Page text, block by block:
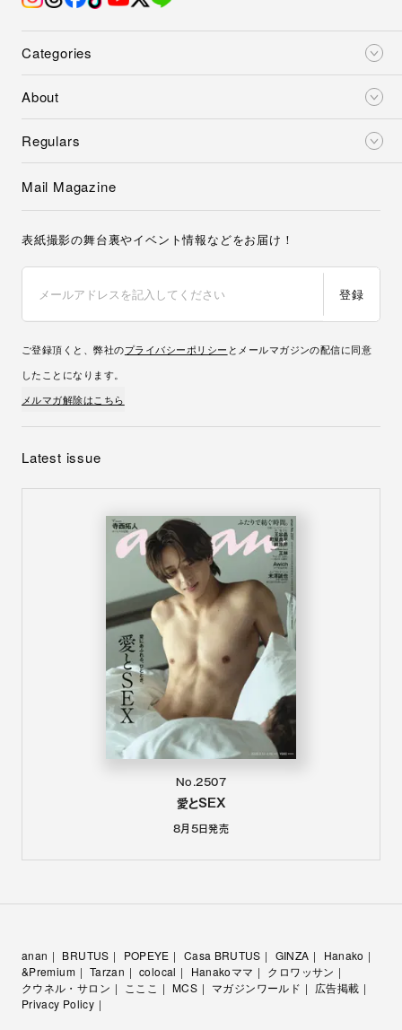
Categories
About
Regulars
Mail Magazine
表紙撮影の舞台裏やイベント情報などをお届け！
登録
ご登録頂くと、弊社のプライバシーポリシー とメールマガジンの配信に同意
したことになります。
メルマガ解除はこちら
Latest issue
No.2507
愛とSEX
8月5日発売
anan BRUTUS POPEYE Casa BRUTUS GINZA
Hanako
&Premium
Tarzan colocal Hanakoママ
クロワッサン
クウネル・サロン
こここ MCS マガジンワールド
広告掲載
Privacy Policy